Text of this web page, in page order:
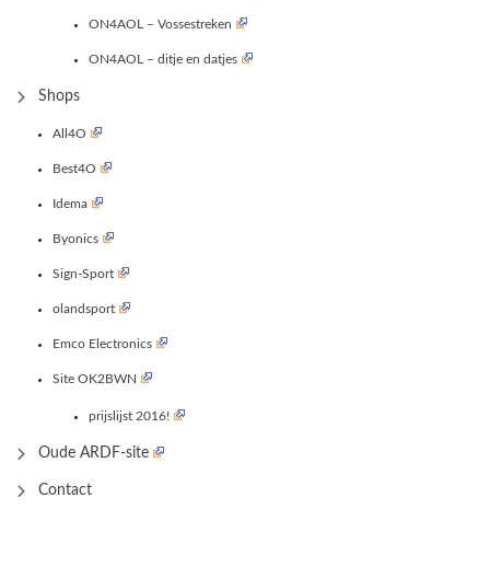
ON4AOL – Vossestreken
ON4AOL – ditje en datjes
Shops
All4O
Best4O
Idema
Byonics
Sign-Sport
olandsport
Emco Electronics
Site OK2BWN
prijslijst 2016!
Oude ARDF-site
Contact